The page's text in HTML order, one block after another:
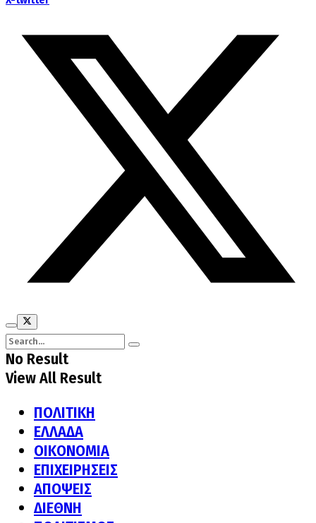
No Result
View All Result
ΠΟΛΙΤΙΚΗ
ΕΛΛΑΔΑ
ΟΙΚΟΝΟΜΙΑ
ΕΠΙΧΕΙΡΗΣΕΙΣ
ΑΠΟΨΕΙΣ
ΔΙΕΘΝΗ